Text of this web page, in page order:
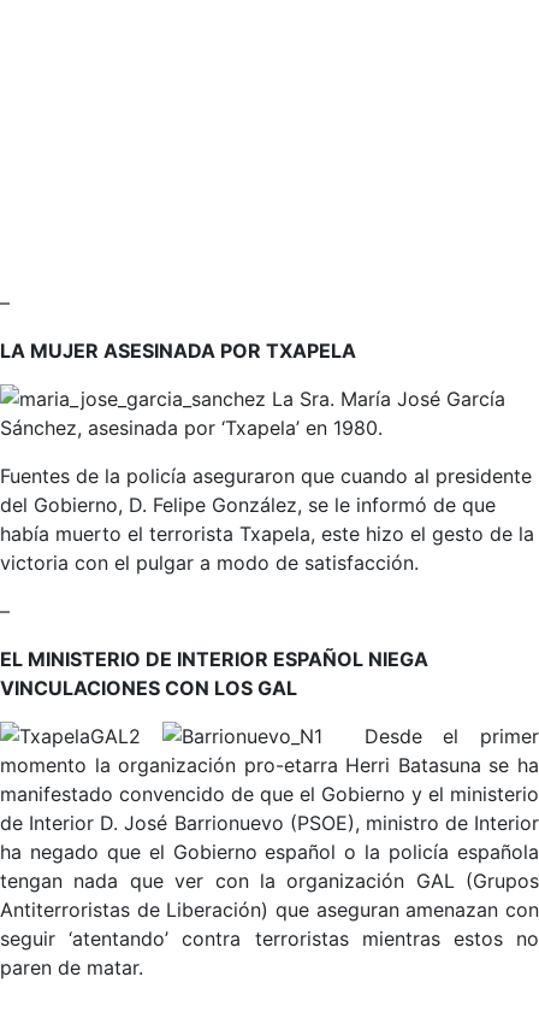
–
LA MUJER ASESINADA POR TXAPELA
La Sra. María José García
Sánchez, asesinada por ‘Txapela’ en 1980.
Fuentes de la policía aseguraron que cuando al presidente
del Gobierno, D. Felipe González, se le informó de que
había muerto el terrorista Txapela, este hizo el gesto de la
victoria con el pulgar a modo de satisfacción.
–
EL MINISTERIO DE INTERIOR ESPAÑOL NIEGA
VINCULACIONES CON LOS GAL
Desde el primer
momento la organización pro-etarra Herri Batasuna se ha
manifestado convencido de que el Gobierno y el ministerio
de Interior D. José Barrionuevo (PSOE), ministro de Interior
ha negado que el Gobierno español o la policía española
tengan nada que ver con la organización GAL (Grupos
Antiterroristas de Liberación) que aseguran amenazan con
seguir ‘atentando’ contra terroristas mientras estos no
paren de matar.